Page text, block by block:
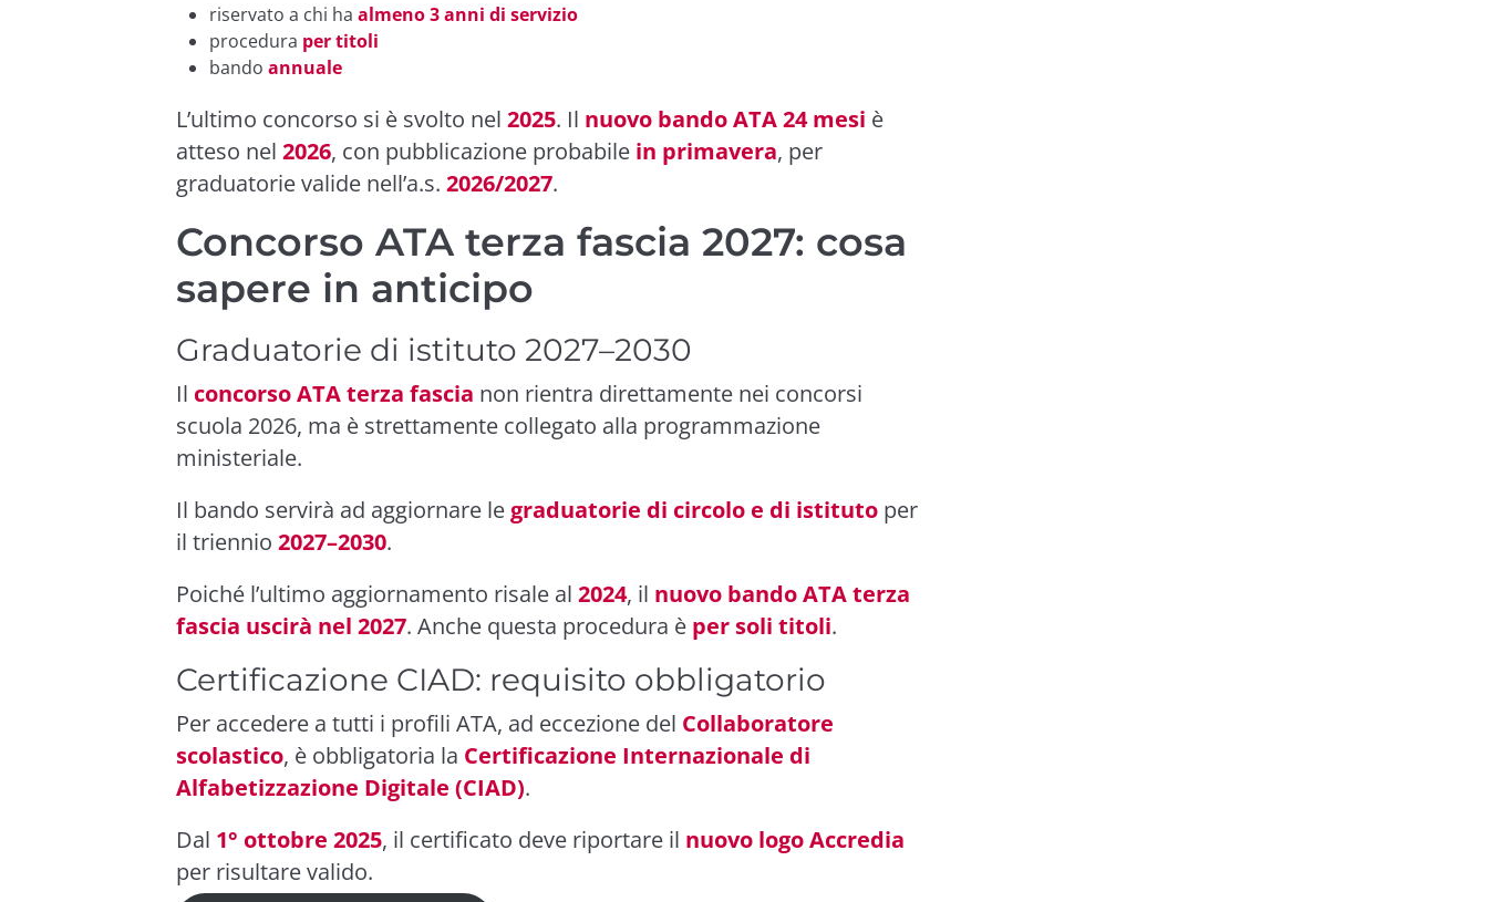
riservato a chi ha almeno 3 anni di servizio
procedura per titoli
bando annuale
L’ultimo concorso si è svolto nel 2025. Il nuovo bando ATA 24 mesi è
atteso nel 2026, con pubblicazione probabile in primavera, per
graduatorie valide nell’a.s. 2026/2027.
Concorso ATA terza fascia 2027: cosa
sapere in anticipo
Graduatorie di istituto 2027–2030
Il concorso ATA terza fascia non rientra direttamente nei concorsi
scuola 2026, ma è strettamente collegato alla programmazione
ministeriale.
Il bando servirà ad aggiornare le graduatorie di circolo e di istituto per
il triennio 2027–2030.
Poiché l’ultimo aggiornamento risale al 2024, il nuovo bando ATA terza
fascia uscirà nel 2027. Anche questa procedura è per soli titoli.
Certificazione CIAD: requisito obbligatorio
Per accedere a tutti i profili ATA, ad eccezione del Collaboratore
scolastico, è obbligatoria la Certificazione Internazionale di
Alfabetizzazione Digitale (CIAD).
Dal 1° ottobre 2025, il certificato deve riportare il nuovo logo Accredia
per risultare valido.